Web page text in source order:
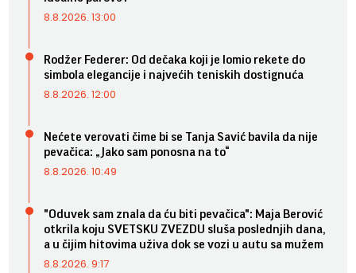
8.8.2026. 13:00
Rodžer Federer: Od dečaka koji je lomio rekete do
simbola elegancije i najvećih teniskih dostignuća
8.8.2026. 12:00
Nećete verovati čime bi se Tanja Savić bavila da nije
pevačica: „Jako sam ponosna na to“
8.8.2026. 10:49
"Oduvek sam znala da ću biti pevačica": Maja Berović
otkrila koju SVETSKU ZVEZDU sluša poslednjih dana,
a u čijim hitovima uživa dok se vozi u autu sa mužem
8.8.2026. 9:17